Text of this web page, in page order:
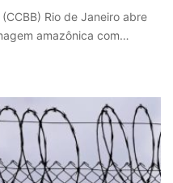
Rio de Janeiro abre
amazônica com…